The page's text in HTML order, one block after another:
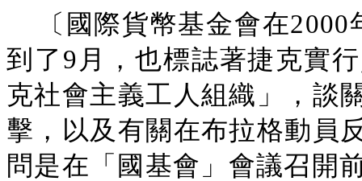
〔國際貨幣基金會在
到了9月，也標誌著捷克實
克社會主義工人組織」，談
擊，以及有關在布拉格動員
問是在「國基會」會議召開